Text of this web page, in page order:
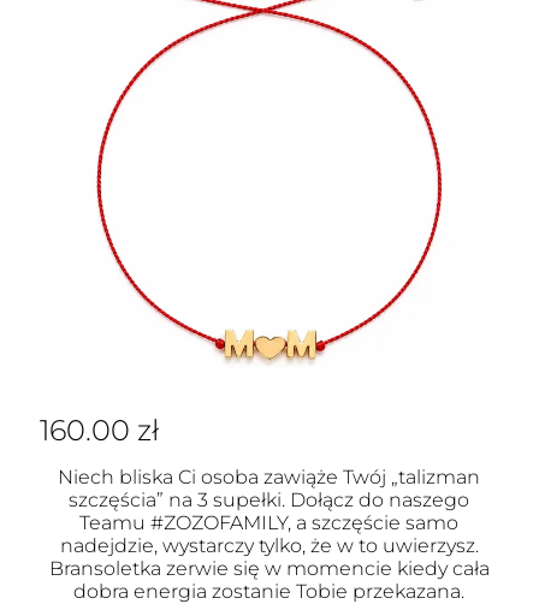
160.00 zł
Niech bliska Ci osoba zawiąże Twój „talizman
szczęścia” na 3 supełki. Dołącz do naszego
Teamu #ZOZOFAMILY, a szczęście samo
nadejdzie, wystarczy tylko, że w to uwierzysz.
Bransoletka zerwie się w momencie kiedy cała
dobra energia zostanie Tobie przekazana.